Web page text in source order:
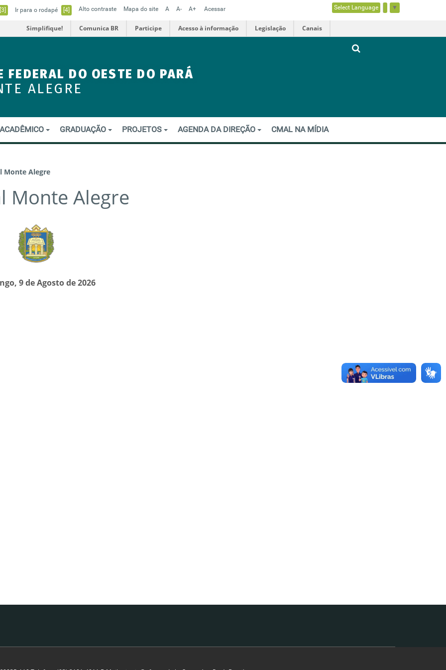
[3] Ir para o rodapé [4] Alto contraste Mapa do site A A- A+ Acessar Select Language ▼
Simplifique! Comunica BR Participe Acesso à informação Legislação Canais
FEDERAL DO OESTE DO PARÁ
ALEGRE
ACADÊMICO GRADUAÇÃO PROJETOS AGENDA DA DIREÇÃO CMAL NA MÍDIA
Monte Alegre
Monte Alegre
9 de Agosto de 2026